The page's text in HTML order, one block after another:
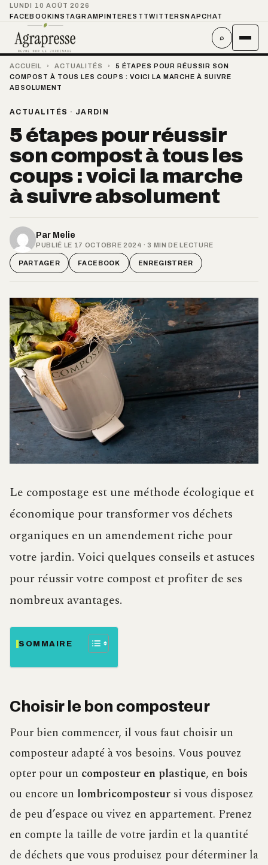
LUNDI 10 AOÛT 2026
FACEBOOKINSTAGRAMPINTEREST TWITTER SNAPCHAT
⌕
ACCUEIL › ACTUALITÉS ›
5 ÉTAPES POUR RÉUSSIR SON
COMPOST À TOUS LES COUPS : VOICI LA MARCHE À SUIVRE
ABSOLUMENT
ACTUALITÉS · JARDIN
5 étapes pour réussir
son compost à tous les
coups : voici la marche
à suivre absolument
Par Melie
PUBLIÉ LE 17 OCTOBRE 2024 · 3 MIN DE LECTURE
PARTAGER FACEBOOK ENREGISTRER
Le compostage est une méthode écologique et
économique pour transformer vos déchets
organiques en un amendement riche pour
votre jardin. Voici quelques conseils et astuces
pour réussir votre compost et profiter de ses
nombreux avantages.
SOMMAIRE
Choisir le bon composteur
Pour bien commencer, il vous faut choisir un
composteur adapté à vos besoins. Vous pouvez
opter pour un composteur en plastique, en bois
ou encore un lombricomposteur si vous disposez
de peu d’espace ou vivez en appartement. Prenez
en compte la taille de votre jardin et la quantité
de déchets que vous produisez pour déterminer la